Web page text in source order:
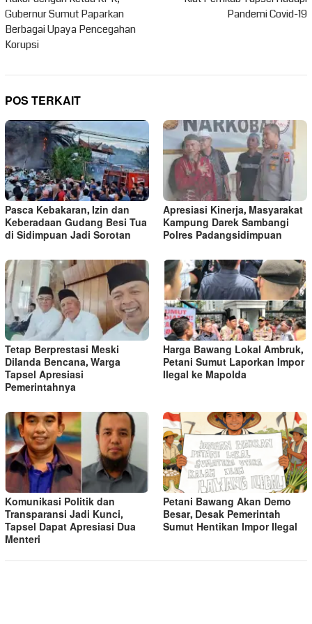
Gubernur Sumut Paparkan
Berbagai Upaya Pencegahan
Korupsi
Pandemi Covid-19
POS TERKAIT
Pasca Kebakaran, Izin dan
Keberadaan Gudang Besi Tua
di Sidimpuan Jadi Sorotan
Apresiasi Kinerja, Masyarakat
Kampung Darek Sambangi
Polres Padangsidimpuan
Tetap Berprestasi Meski
Dilanda Bencana, Warga
Tapsel Apresiasi
Pemerintahnya
Harga Bawang Lokal Ambruk,
Petani Sumut Laporkan Impor
Ilegal ke Mapolda
Komunikasi Politik dan
Transparansi Jadi Kunci,
Tapsel Dapat Apresiasi Dua
Menteri
Petani Bawang Akan Demo
Besar, Desak Pemerintah
Sumut Hentikan Impor Ilegal